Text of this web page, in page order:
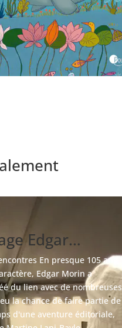
Edgar…
En presque 105 ans,
Edgar Morin a
du lien avec de nombreuses
eu la chance de faire partie de
d'une aventure éditoriale,